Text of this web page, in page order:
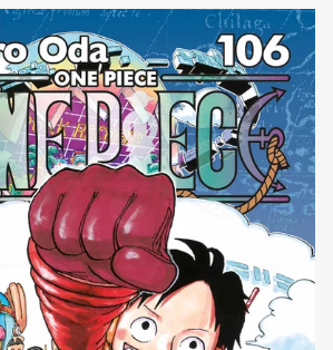
Inoltre arriva il volume unico
Te, continuano La Persona Che Mi